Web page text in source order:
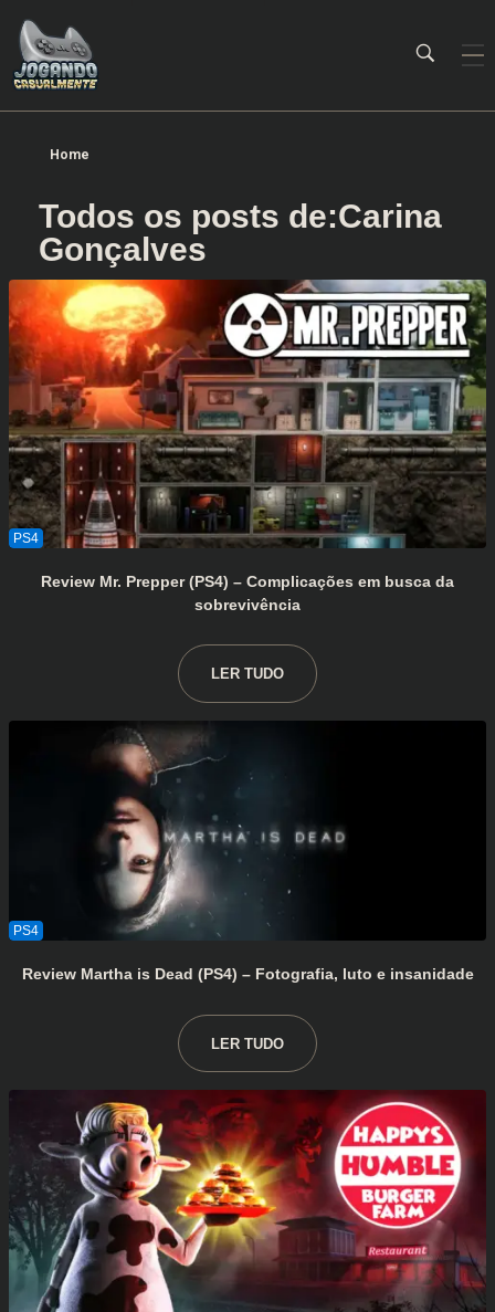
Home
Todos os posts de:Carina
Gonçalves
Review Mr. Prepper (PS4) – Complicações em busca da
sobrevivência
LER TUDO
Review Martha is Dead (PS4) – Fotografia, luto e insanidade
LER TUDO